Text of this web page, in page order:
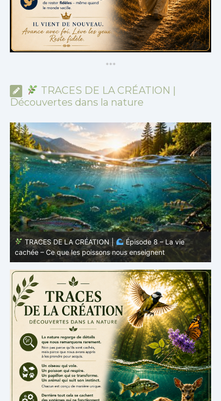
***
TRACES DE LA CRÉATION |
Découvertes dans la nature
TRACES DE LA CRÉATION |
Épisode 7: La vie cachée
– Pourquoi les poissons restent des poissons